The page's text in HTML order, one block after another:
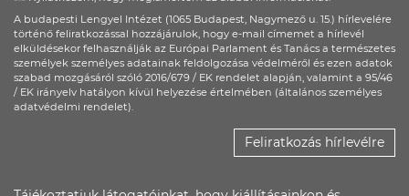
A budapesti Lengyel Intézet (1065 Budapest, Nagymező u. 15.) hírlevelére
történő feliratkozással hozzájárulok, hogy e-mail címemet a hírlevél
elküldésekor felhasználják az Európai Parlament és Tanács a természetes
személyek személyes adatainak feldolgozása védelméről és ezen adatok
szabad mozgásáról szóló 2016/679 / EK rendelet alapján, valamint a 95/46
/ EK irányelv hatályon kívül helyezése értelmében (általános személyes
adatvédelmi rendelet).
Feliratkozás hírlevélre